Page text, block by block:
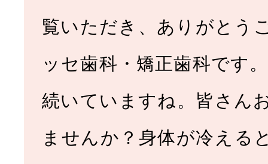
覧いただき、ありがとう
ッセ歯科・矯正歯科です
続いていますね。皆さん
ませんか？身体が冷える